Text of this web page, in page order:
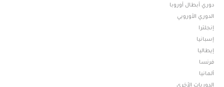
دوري أبطال أوروبا
الدوري الأوروبي
إنجلترا
إسبانيا
إيطاليا
فرنسا
ألمانيا
الدوريات الأخرى